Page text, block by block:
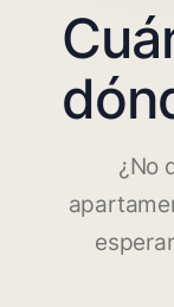
¿No